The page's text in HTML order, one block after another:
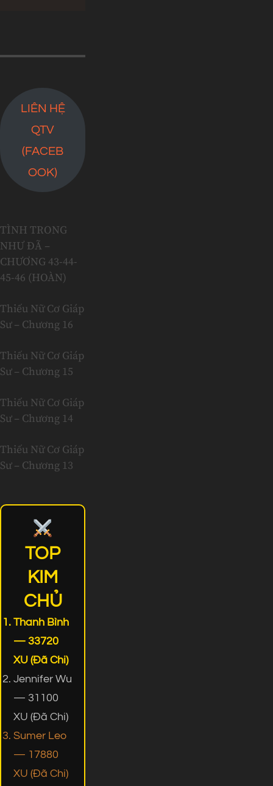
LIÊN HỆ
QTV
(FACEB
OOK)
TÌNH TRONG
NHƯ ĐÃ –
CHƯƠNG 43-44-
45-46 (HOÀN)
Thiếu Nữ Cơ Giáp
Sư – Chương 16
Thiếu Nữ Cơ Giáp
Sư – Chương 15
Thiếu Nữ Cơ Giáp
Sư – Chương 14
Thiếu Nữ Cơ Giáp
Sư – Chương 13
TOP
KIM
CHỦ
Thanh Bình
— 33720
XU (Đã Chi)
Jennifer Wu
— 31100
XU (Đã Chi)
Sumer Leo
— 17880
XU (Đã Chi)